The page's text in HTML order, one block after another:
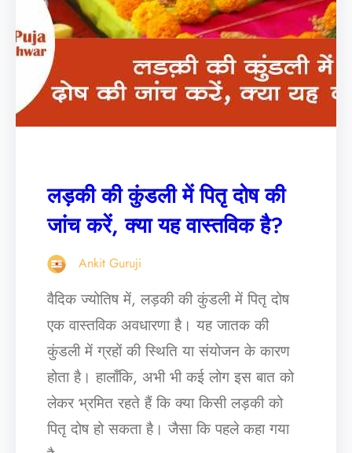
लड़की की कुंडली में पितृ दोष की
जांच करें, क्या यह वास्तविक है?
Ankit Guruji
वैदिक ज्योतिष में, लड़की की कुंडली में पितृ दोष
एक वास्तविक अवधारणा है। यह जातक की
कुंडली में ग्रहों की स्थिति या संयोजन के कारण
होता है। हालाँकि, अभी भी कई लोग इस बात को
लेकर भ्रमित रहते हैं कि क्या किसी लड़की को
पितृ दोष हो सकता है। जैसा कि पहले कहा गया